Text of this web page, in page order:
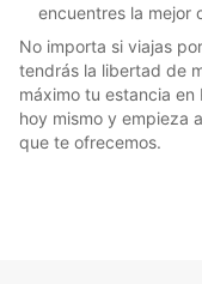
encuentres la mejor
No importa si viajas
tendrás la libertad de
máximo tu estancia
hoy mismo y empieza
que te ofrecemos.